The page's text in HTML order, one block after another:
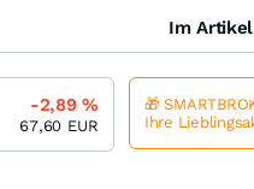
Im
-2,89%
67,60 EUR
🎁
Ihre